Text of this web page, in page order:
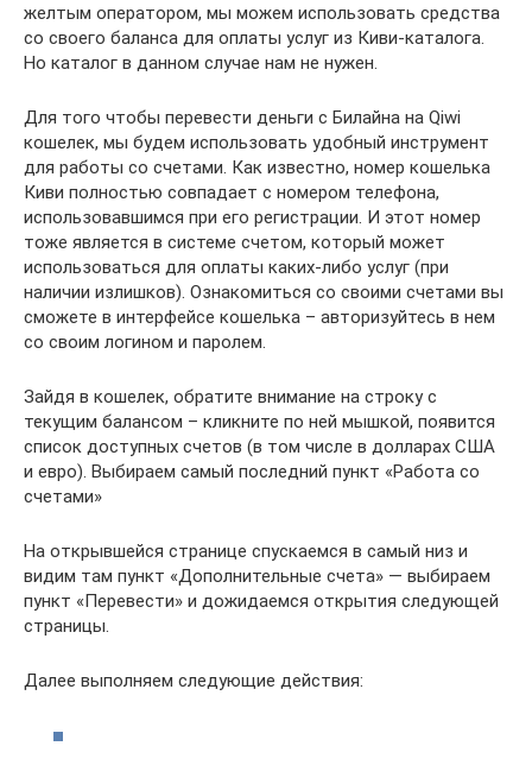
желтым оператором, мы можем использовать средства
со своего баланса для оплаты услуг из Киви-каталога.
Но каталог в данном случае нам не нужен.
Для того чтобы перевести деньги с Билайна на Qiwi
кошелек, мы будем использовать удобный инструмент
для работы со счетами. Как известно, номер кошелька
Киви полностью совпадает с номером телефона,
использовавшимся при его регистрации. И этот номер
тоже является в системе счетом, который может
использоваться для оплаты каких-либо услуг (при
наличии излишков). Ознакомиться со своими счетами вы
сможете в интерфейсе кошелька – авторизуйтесь в нем
со своим логином и паролем.
Зайдя в кошелек, обратите внимание на строку с
текущим балансом – кликните по ней мышкой, появится
список доступных счетов (в том числе в долларах США
и евро). Выбираем самый последний пункт «Работа со
счетами»
На открывшейся странице спускаемся в самый низ и
видим там пункт «Дополнительные счета» — выбираем
пункт «Перевести» и дожидаемся открытия следующей
страницы.
Далее выполняем следующие действия: